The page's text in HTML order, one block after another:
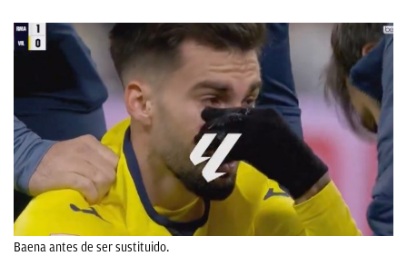
FICHAJES
DIRECTO
FEMENINO
PAPARAZZI
OKDIARIO
Baena antes de ser sustituido.